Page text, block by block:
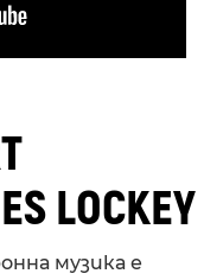
LOCKEY
музика е